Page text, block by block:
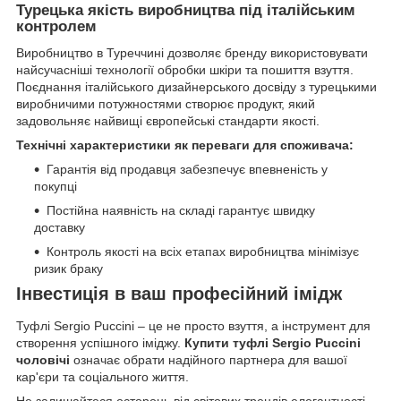
Турецька якість виробництва під італійським
контролем
Виробництво в Туреччині дозволяє бренду використовувати
найсучасніші технології обробки шкіри та пошиття взуття.
Поєднання італійського дизайнерського досвіду з турецькими
виробничими потужностями створює продукт, який
задовольняє найвищі європейські стандарти якості.
Технічні характеристики як переваги для споживача:
Гарантія від продавця забезпечує впевненість у
покупці
Постійна наявність на складі гарантує швидку
доставку
Контроль якості на всіх етапах виробництва мінімізує
ризик браку
Інвестиція в ваш професійний імідж
Туфлі Sergio Puccini – це не просто взуття, а інструмент для
створення успішного іміджу. Купити туфлі Sergio Puccini
чоловічі означає обрати надійного партнера для вашої
кар'єри та соціального життя.